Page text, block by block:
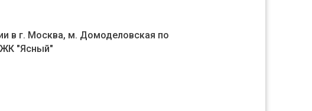
в г. Москва, м. Домоделовская по
"Ясный"